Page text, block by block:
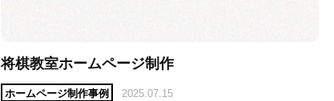
将棋教室ホームページ制作
ホームページ制作事例
2025.07.15